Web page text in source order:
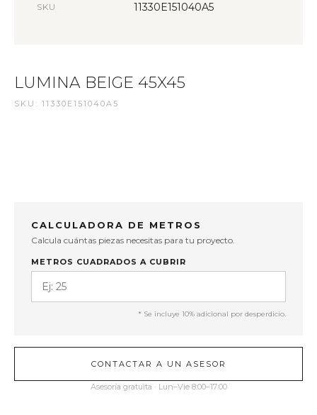
SKU 11330E151040A5
LUMINA BEIGE 45X45
SKU: 11330E151040A5
CALCULADORA DE METROS
Calcula cuántas piezas necesitas para tu proyecto.
METROS CUADRADOS A CUBRIR
* Se incluye 10% adicional por desperdicio.
CONTACTAR A UN ASESOR
Asesoría gratuita · Lun–Vie 8:00–17:00